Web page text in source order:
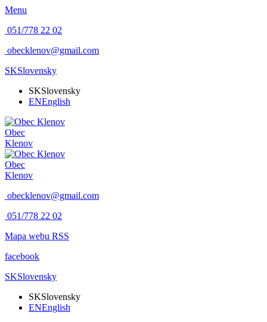
Menu
051/778 22 02
obecklenov@gmail.com
SKSlovensky
SKSlovensky
ENEnglish
Obec
Klenov
Obec
Klenov
obecklenov@gmail.com
051/778 22 02
Mapa webu RSS
facebook
SKSlovensky
SKSlovensky
ENEnglish